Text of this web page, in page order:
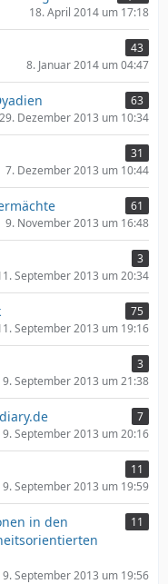
18. April 2014 um 17:18
43
8. Januar 2014 um 04:47
63
29. Dezember 2013 um 10:34
31
7. Dezember 2013 um 10:44
61
9. November 2013 um 16:48
3
September 2013 um 20:34
75
September 2013 um 19:16
3
9. September 2013 um 21:38
7
9. September 2013 um 20:16
11
9. September 2013 um 19:59
in den
11
9. September 2013 um 19:56